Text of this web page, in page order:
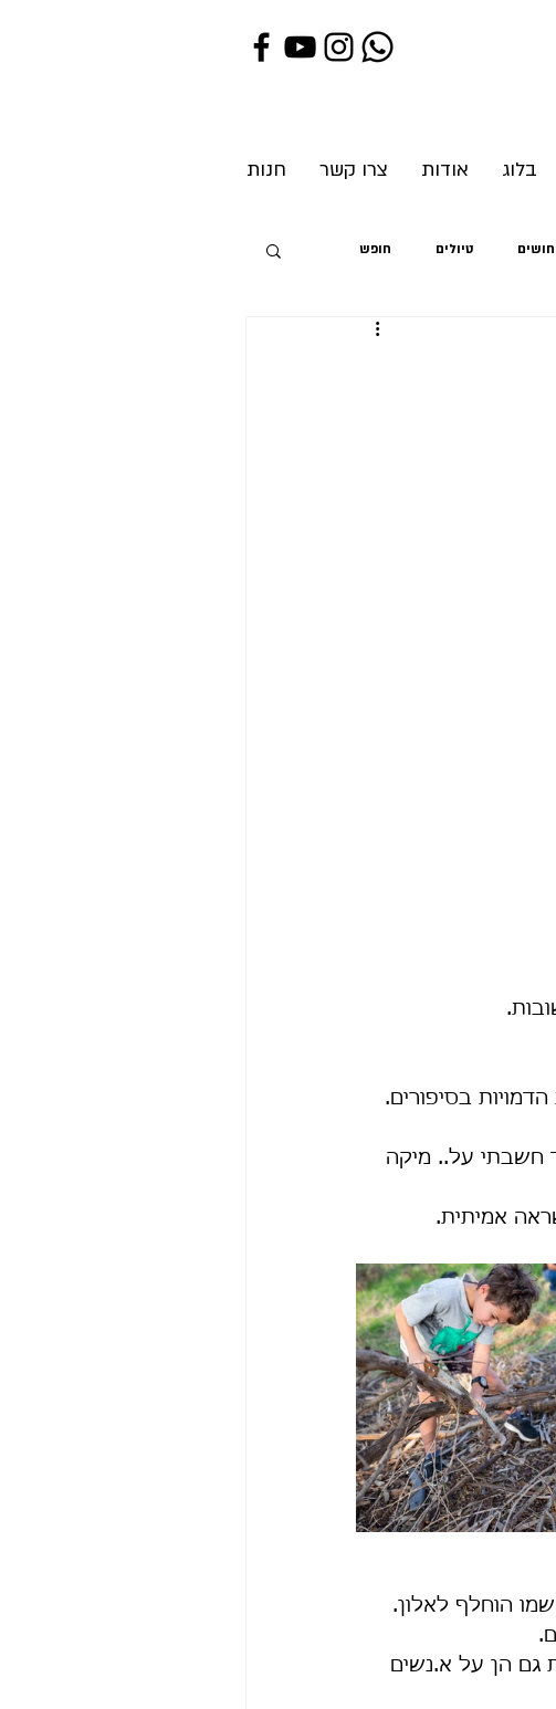
בלוג אודות צרו קשר חנות
חושים טיולים חופש
בסיפורים.
חשבתי על.. מיקה
אמיתית.
הוחלף לאלון.
הן על א.נשים